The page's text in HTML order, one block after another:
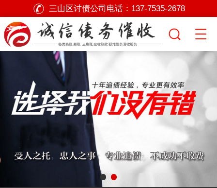
三山区讨债公司电话： 137-7535-2678